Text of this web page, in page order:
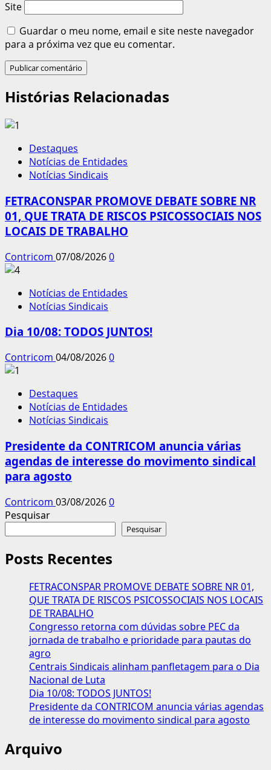
Site
Guardar o meu nome, email e site neste navegador
para a próxima vez que eu comentar.
Histórias Relacionadas
Destaques
Notícias de Entidades
Notícias Sindicais
FETRACONSPAR PROMOVE DEBATE SOBRE NR
01, QUE TRATA DE RISCOS PSICOSSOCIAIS NOS
LOCAIS DE TRABALHO
Contricom 07/08/20260
Notícias de Entidades
Notícias Sindicais
Dia 10/08: TODOS JUNTOS!
Contricom 04/08/20260
Destaques
Notícias de Entidades
Notícias Sindicais
Presidente da CONTRICOM anuncia várias
agendas de interesse do movimento sindical
para agosto
Contricom 03/08/20260
Pesquisar
Pesquisar
Posts Recentes
FETRACONSPAR PROMOVE DEBATE SOBRE NR 01,
QUE TRATA DE RISCOS PSICOSSOCIAIS NOS LOCAIS
DE TRABALHO
Congresso retorna com dúvidas sobre PEC da
jornada de trabalho e prioridade para pautas do
agro
Centrais Sindicais alinham panfletagem para o Dia
Nacional de Luta
Dia 10/08: TODOS JUNTOS!
Presidente da CONTRICOM anuncia várias agendas
de interesse do movimento sindical para agosto
Arquivo